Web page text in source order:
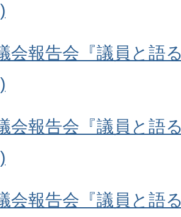
会報告会『議員と語
会報告会『議員と語
会報告会『議員と語